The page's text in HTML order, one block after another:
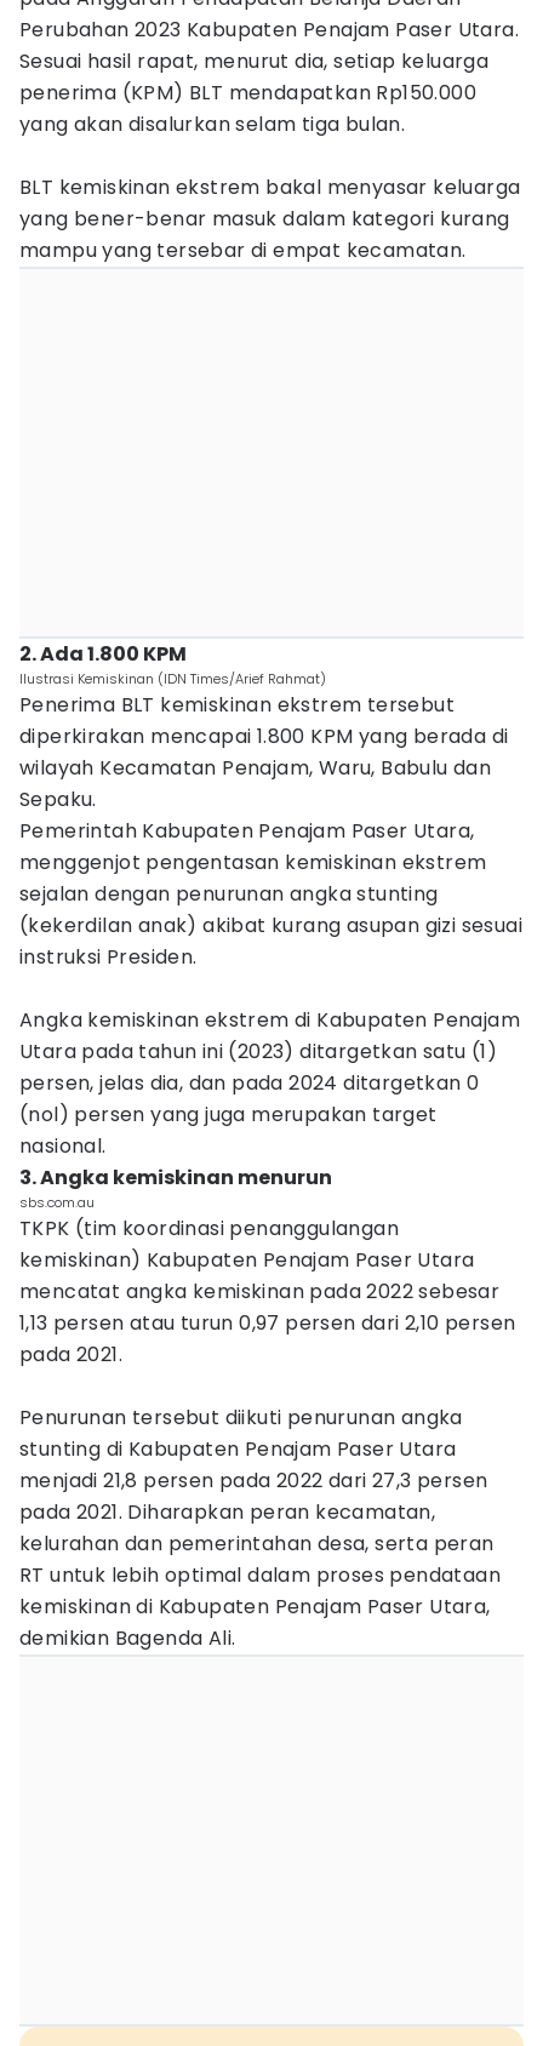
Perubahan 2023 Kabupaten Penajam Paser Utara.
Sesuai hasil rapat, menurut dia, setiap keluarga
penerima (KPM) BLT mendapatkan Rp150.000
yang akan disalurkan selam tiga bulan.
BLT kemiskinan ekstrem bakal menyasar keluarga
yang bener-benar masuk dalam kategori kurang
mampu yang tersebar di empat kecamatan.
2. Ada 1.800 KPM
Ilustrasi Kemiskinan (IDN Times/Arief Rahmat)
Penerima BLT kemiskinan ekstrem tersebut
diperkirakan mencapai 1.800 KPM yang berada di
wilayah Kecamatan Penajam, Waru, Babulu dan
Sepaku.
Pemerintah Kabupaten Penajam Paser Utara,
menggenjot pengentasan kemiskinan ekstrem
sejalan dengan penurunan angka stunting
(kekerdilan anak) akibat kurang asupan gizi sesuai
instruksi Presiden.
Angka kemiskinan ekstrem di Kabupaten Penajam
Utara pada tahun ini (2023) ditargetkan satu (1)
persen, jelas dia, dan pada 2024 ditargetkan 0
(nol) persen yang juga merupakan target
nasional.
3. Angka kemiskinan menurun
sbs.com.au
TKPK (tim koordinasi penanggulangan
kemiskinan) Kabupaten Penajam Paser Utara
mencatat angka kemiskinan pada 2022 sebesar
1,13 persen atau turun 0,97 persen dari 2,10 persen
pada 2021.
Penurunan tersebut diikuti penurunan angka
stunting di Kabupaten Penajam Paser Utara
menjadi 21,8 persen pada 2022 dari 27,3 persen
pada 2021. Diharapkan peran kecamatan,
kelurahan dan pemerintahan desa, serta peran
RT untuk lebih optimal dalam proses pendataan
kemiskinan di Kabupaten Penajam Paser Utara,
demikian Bagenda Ali.